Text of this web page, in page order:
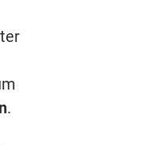
.